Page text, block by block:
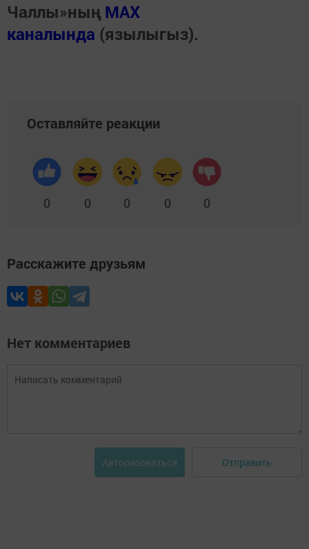
Чаллы»ның MAX
каналында (язылыгыз).
Оставляйте реакции
0 0 0 0 0
Расскажите друзьям
Нет комментариев
Авторизоваться Отправить